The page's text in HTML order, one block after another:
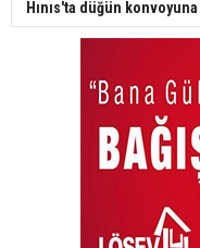
Hınıs'ta düğün